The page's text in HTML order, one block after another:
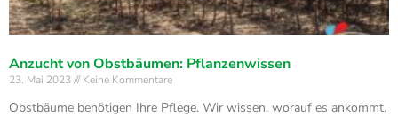
Anzucht von Obstbäumen: Pflanzenwissen
23. Mai 2023 Keine Kommentare
Obstbäume benötigen Ihre Pflege. Wir wissen, worauf es ankommt.